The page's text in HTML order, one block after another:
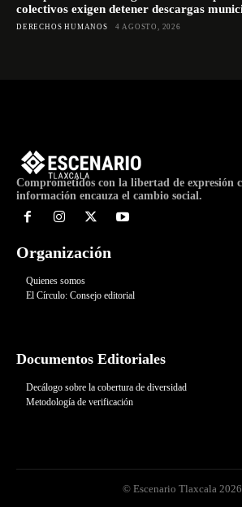
colectivos exigen detener descargas
DERECHOS HUMANOS 4 AGOSTO, 2026
Comprometidos con la libertad de expresión
información encauza el cambio social.
Organización
Quienes somos
El Círculo: Consejo editorial
Documentos Editoriales
Decálogo sobre la cobertura de diversidad
Metodología de verificación
© Escenario Tlaxcala 2026